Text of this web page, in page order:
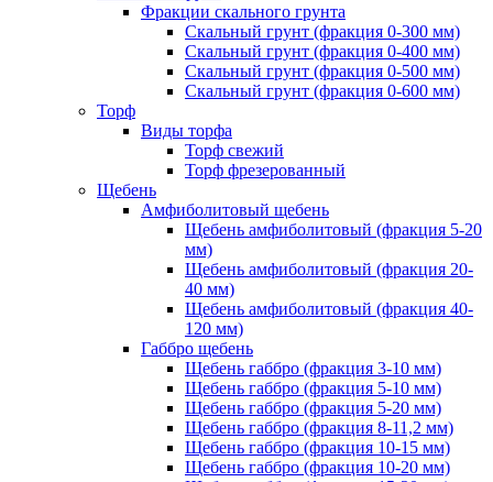
Фракции скального грунта
Скальный грунт (фракция 0-300 мм)
Скальный грунт (фракция 0-400 мм)
Скальный грунт (фракция 0-500 мм)
Скальный грунт (фракция 0-600 мм)
Торф
Виды торфа
Торф свежий
Торф фрезерованный
Щебень
Амфиболитовый щебень
Щебень амфиболитовый (фракция 5-20
мм)
Щебень амфиболитовый (фракция 20-
40 мм)
Щебень амфиболитовый (фракция 40-
120 мм)
Габбро щебень
Щебень габбро (фракция 3-10 мм)
Щебень габбро (фракция 5-10 мм)
Щебень габбро (фракция 5-20 мм)
Щебень габбро (фракция 8-11,2 мм)
Щебень габбро (фракция 10-15 мм)
Щебень габбро (фракция 10-20 мм)